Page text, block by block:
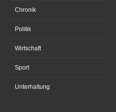
Chronik
Politik
Wirtschaft
Sport
Unterhaltung